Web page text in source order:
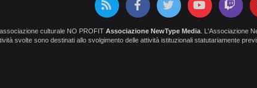
culturale NO PROFIT Associazione NewType Media. L'Associazione
svolte sono destinati allo svolgimento delle attività istituzionali statutariamente